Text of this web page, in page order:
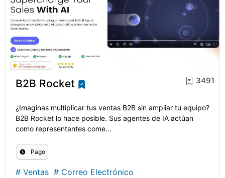
B2B Rocket 3491
¿Imaginas multiplicar tus ventas B2B sin ampliar tu equipo?
B2B Rocket lo hace posible. Sus agentes de IA actúan
como representantes come...
Pago
# Ventas # Correo Electrónico